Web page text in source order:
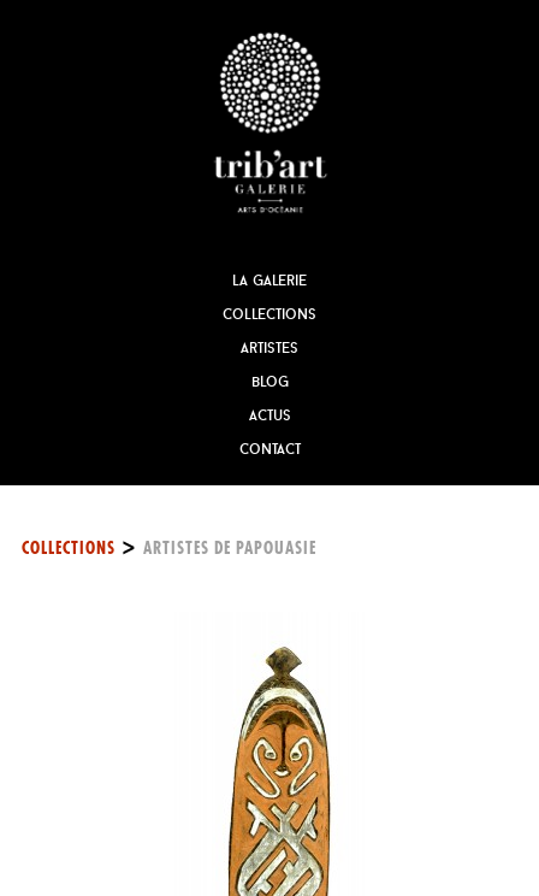
la galerie
collections
artistes
blog
actus
contact
COLLECTIONS > ARTISTES DE PAPOUASIE